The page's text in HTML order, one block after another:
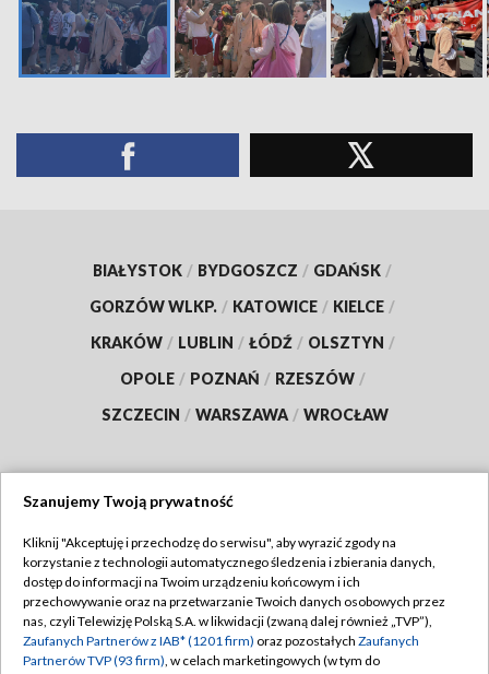
BIAŁYSTOK / BYDGOSZCZ / GDAŃSK /
GORZÓW WLKP. / KATOWICE / KIELCE /
KRAKÓW / LUBLIN / ŁÓDŹ / OLSZTYN /
OPOLE / POZNAŃ / RZESZÓW /
SZCZECIN / WARSZAWA / WROCŁAW
TVP
Abonament TVP
Emisja w TVP
Regulamin TVP
Polityka prywatności
Szanujemy Twoją prywatność
Kliknij "Akceptuję i przechodzę do serwisu", aby wyrazić zgody na
korzystanie z technologii automatycznego śledzenia i zbierania danych,
dostęp do informacji na Twoim urządzeniu końcowym i ich
przechowywanie oraz na przetwarzanie Twoich danych osobowych przez
nas, czyli Telewizję Polską S.A. w likwidacji (zwaną dalej również „TVP”),
Zaufanych Partnerów z IAB* (1201 firm) oraz pozostałych Zaufanych
Partnerów TVP (93 firm), w celach marketingowych (w tym do